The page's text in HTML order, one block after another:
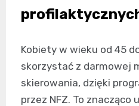
Kobiety w wieku od 45
skorzystać z darmowej
skierowania, dzięki
przez NFZ. To znacząco